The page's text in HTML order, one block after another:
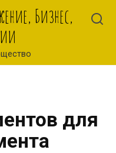
Бизнес,
для